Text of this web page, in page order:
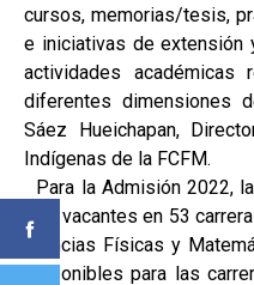
cursos, memorias/tesis,
e iniciativas de extensión
actividades académicas
diferentes dimensiones
Sáez Hueichapan,
Indígenas de la FCFM.
Para la Admisión 2022,
129 vacantes en 53
Ciencias Físicas y
disponibles para las